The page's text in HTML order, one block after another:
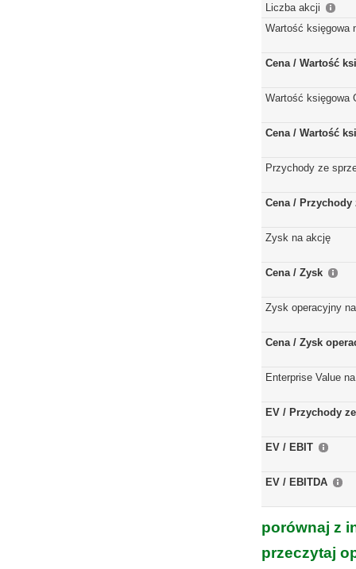
Liczba akcji
Wartość księgowa
Cena / Wartość
Wartość księgowa
Cena / Wartość
Przychody ze
Cena / Przychody
Zysk na akcję
Cena / Zysk
Zysk operacyjny
Cena / Zysk
Enterprise Value
EV / Przychody
EV / EBIT
EV / EBITDA
porównaj z
przeczytaj